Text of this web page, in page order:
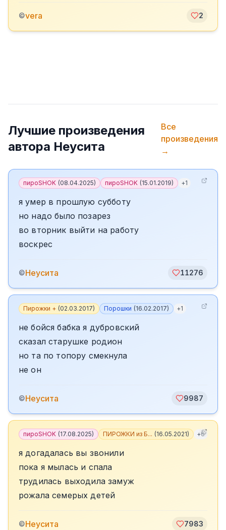
©vera 2
Лучшие произведения
автора Неусита
Все
произведения
→
пироSHOK (08.04.2025) пироSHOK (15.01.2019) +1
я умер в прошлую субботу
но надо было позарез
во вторник выйти на работу
воскрес
©Неусита 11276
Пирожки + (02.03.2017) Порошки (16.02.2017) +1
не бойся бабка я дубровский
сказал старушке родион
но та по топору смекнула
не он
©Неусита 9987
пироSHOK (17.08.2025) ПИРОЖКИ из Б... (16.05.2021) +6
я догадалась вы звонили
пока я мылась и спала
трудилась выходила замуж
рожала семерых детей
©Неусита 7983